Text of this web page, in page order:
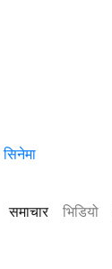
समाचार भिडियो